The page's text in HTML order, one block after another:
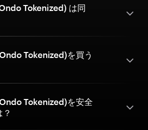
Tokenized) は同
Tokenized)を買う
Tokenized)を安全